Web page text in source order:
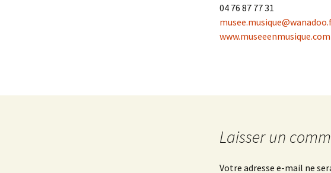
04 76 87 77 31
www.museeenmusique.com
Laisser un
Votre adresse e-mail ne